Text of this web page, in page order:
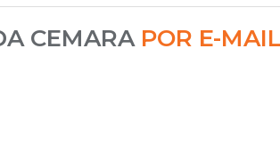
CEMARA POR E-MAIL